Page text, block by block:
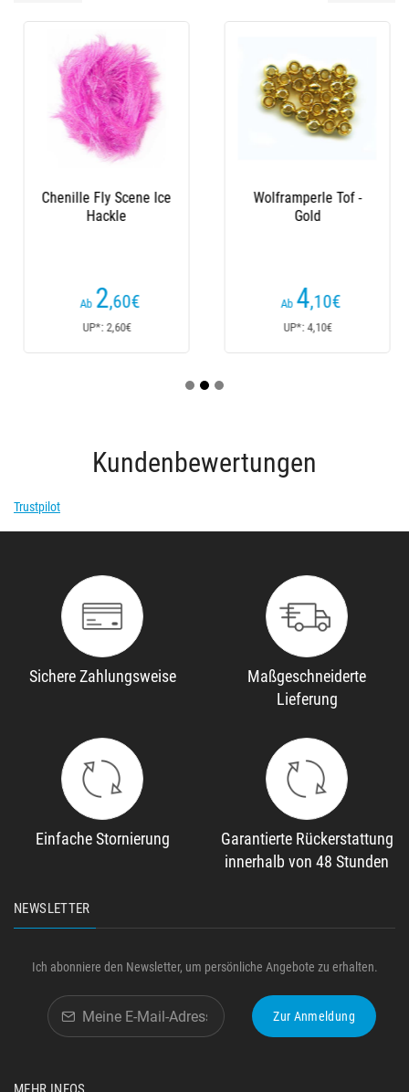
Chenille Fly Scene Ice
Hackle
Ab 2,60€
UP*: 2,60€
Wolframperle Tof -
Gold
Ab 4,10€
UP*: 4,10€
Kundenbewertungen
Trustpilot
Sichere Zahlungsweise
Maßgeschneiderte
Lieferung
Einfache Stornierung
Garantierte Rückerstattung
innerhalb von 48 Stunden
NEWSLETTER
Ich abonniere den Newsletter, um persönliche Angebote zu erhalten.
Zur Anmeldung